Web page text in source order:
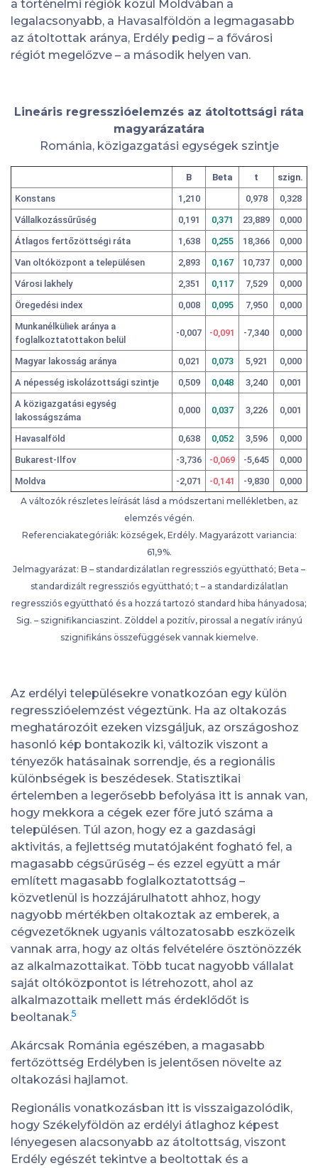
a történelmi régiók közül Moldvában a
legalacsonyabb, a Havasalföldön a legmagasabb
az átoltottak aránya, Erdély pedig – a fővárosi
régiót megelőzve – a második helyen van.
Lineáris regresszióelemzés az átoltottsági ráta
magyarázatára
Románia, közigazgatási egységek szintje
B Beta t
szign.
Konstans
1,210 0,978
0,328
Vállalkozássűrűség
0,191 0,371 23,889
0,000
Átlagos fertőzöttségi ráta
1,638 0,255 18,366
0,000
Van oltóközpont a településen
2,893 0,167 10,737
0,000
Városi lakhely
2,351 0,117 7,529
0,000
Öregedési index
0,008 0,095 7,950
0,000
Munkanélküliek aránya a
foglalkoztatottakon belül
-0,007 -0,091 -7,340 0,000
Magyar lakosság aránya 0,021 0,073 5,921
0,000
A népesség iskolázottsági szintje
0,509 0,048 3,240
0,001
A közigazgatási egység
lakosságszáma
0,000 0,037 3,226 0,001
Havasalföld 0,638 0,052 3,596
0,000
Bukarest-Ilfov
-3,736 -0,069 -5,645
0,000
Moldva
-2,071 -0,141 -9,830
0,000
A változók részletes leírását lásd a módszertani mellékletben, az
elemzés végén.
Referenciakategóriák: községek, Erdély. Magyarázott variancia:
61,9%.
Jelmagyarázat: B – standardizálatlan regressziós együttható; Beta –
standardizált regressziós együttható; t – a standardizálatlan
regressziós együttható és a hozzá tartozó standard hiba hányadosa;
Sig. – szignifikanciaszint. Zölddel a pozitív, pirossal a negatív irányú
szignifikáns összefüggések vannak kiemelve.
Az erdélyi településekre vonatkozóan egy külön
regresszióelemzést végeztünk. Ha az oltakozás
meghatározóit ezeken vizsgáljuk, az országoshoz
hasonló kép bontakozik ki, változik viszont a
tényezők hatásainak sorrendje, és a regionális
különbségek is beszédesek. Statisztikai
értelemben a legerősebb befolyása itt is annak van,
hogy mekkora a cégek ezer főre jutó száma a
településen. Túl azon, hogy ez a gazdasági
aktivitás, a fejlettség mutatójaként fogható fel, a
magasabb cégsűrűség – és ezzel együtt a már
említett magasabb foglalkoztatottság –
közvetlenül is hozzájárulhatott ahhoz, hogy
nagyobb mértékben oltakoztak az emberek, a
cégvezetőknek ugyanis változatosabb eszközeik
vannak arra, hogy az oltás felvételére ösztönözzék
az alkalmazottaikat. Több tucat nagyobb vállalat
saját oltóközpontot is létrehozott, ahol az
alkalmazottaik mellett más érdeklődőt is
beoltanak.5
Akárcsak Románia egészében, a magasabb
fertőzöttség Erdélyben is jelentősen növelte az
oltakozási hajlamot.
Regionális vonatkozásban itt is visszaigazolódik,
hogy Székelyföldön az erdélyi átlaghoz képest
lényegesen alacsonyabb az átoltottság, viszont
Erdély egészét tekintve a beoltottak és a